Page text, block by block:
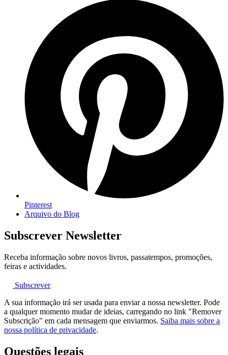
Pinterest
Arquivo do Blog
Subscrever Newsletter
Receba informação sobre novos livros, passatempos, promoções,
feiras e actividades.
Subscrever
A sua informação irá ser usada para enviar a nossa newsletter. Pode
a qualquer momento mudar de ideias, carregando no link "Remover
Subscrição" em cada mensagem que enviarmos. Saiba mais sobre a
nossa política de privacidade.
Questões legais